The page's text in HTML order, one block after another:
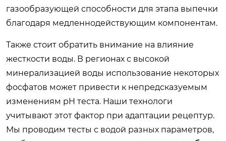
газообразующей способности для этапа выпечки
благодаря медленнодействующим компонентам.
Также стоит обратить внимание на влияние
жесткости воды. В регионах с высокой
минерализацией воды использование некоторых
фосфатов может привести к непредсказуемым
изменениям pH теста. Наши технологи
учитывают этот фактор при адаптации рецептур.
Мы проводим тесты с водой разных параметров,